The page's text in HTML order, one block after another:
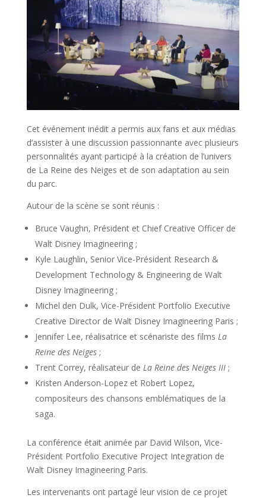
Cet événement inédit a permis aux fans et aux médias
d’assister à une discussion passionnante avec plusieurs
personnalités ayant participé à la création de l’univers
de La Reine des Neiges et de son adaptation au sein
du parc.
Autour de la scène se sont réunis :
Bruce Vaughn, Président et Chief Creative Officer de
Walt Disney Imagineering ;
Kyle Laughlin, Senior Vice-Président Research &
Development Technology & Engineering de Walt
Disney Imagineering ;
Michel den Dulk, Vice-Président Portfolio Executive
Creative Director de Walt Disney Imagineering Paris ;
Jennifer Lee, réalisatrice et scénariste des films La
Reine des Neiges;
Trent Correy, réalisateur de La Reine des Neiges III;
Kristen Anderson-Lopez et Robert Lopez,
compositeurs des chansons emblématiques de la
saga.
La conférence était animée par David Wilson, Vice-
Président Portfolio Executive Project Integration de
Walt Disney Imagineering Paris.
Les intervenants ont partagé leur vision de ce projet